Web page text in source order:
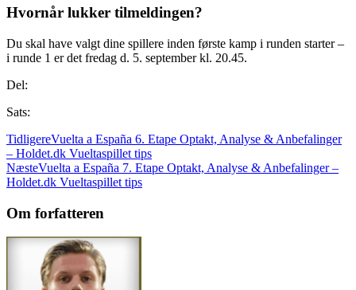
Hvornår lukker tilmeldingen?
Du skal have valgt dine spillere inden første kamp i runden starter –
i runde 1 er det fredag d. 5. september kl. 20.45.
Del:
Sats:
TidligereVuelta a España 6. Etape Optakt, Analyse & Anbefalinger
– Holdet.dk Vueltaspillet tips
NæsteVuelta a España 7. Etape Optakt, Analyse & Anbefalinger –
Holdet.dk Vueltaspillet tips
Om forfatteren